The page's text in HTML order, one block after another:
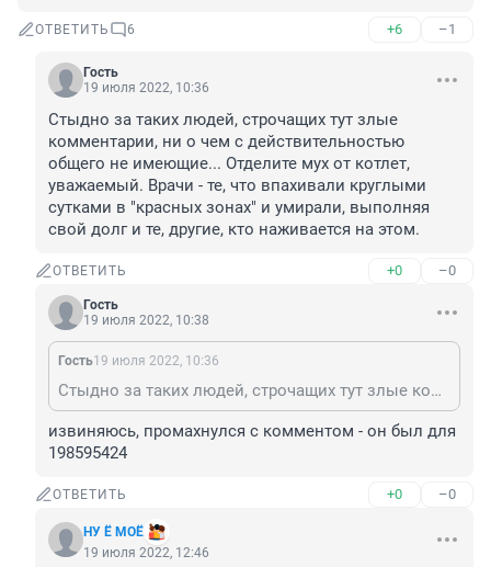
ОТВЕТИТЬ 6 +6 –1
Гость
19 июля 2022, 10:36
Стыдно за таких людей, строчащих тут злые
комментарии, ни о чем с действительностью
общего не имеющие... Отделите мух от котлет,
уважаемый. Врачи - те, что впахивали круглыми
сутками в "красных зонах" и умирали, выполняя
свой долг и те, другие, кто наживается на этом.
ОТВЕТИТЬ +0 –0
Гость
19 июля 2022, 10:38
Гость19 июля 2022, 10:36
Стыдно за таких людей, строчащих тут злые комментарии, ни о чем с действительностью общего не имеющие... Отделите мух от котлет, уважаемый. Врачи - те, что впахивали круглыми сутками в "красных зонах" и умирали, выполняя свой долг и те, другие, кто наживается на этом.
извиняюсь, промахнулся с комментом - он был для
198595424
ОТВЕТИТЬ +0 –0
НУ Ё МОЁ
19 июля 2022, 12:46